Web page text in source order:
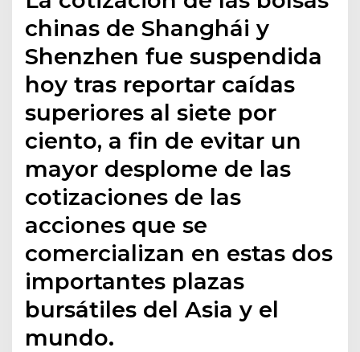
chinas de Shanghái y
Shenzhen fue suspendida
hoy tras reportar caídas
superiores al siete por
ciento, a fin de evitar un
mayor desplome de las
cotizaciones de las
acciones que se
comercializan en estas dos
importantes plazas
bursátiles del Asia y el
mundo.